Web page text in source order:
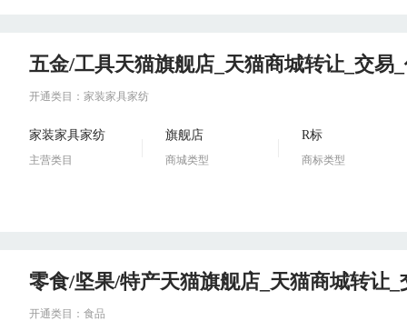
五金/工具天猫旗舰店_天猫商城转让_交易
开通类目：家装家具家纺
家装家具家纺
主营类目
旗舰店
商城类型
R标
商标类型
零食/坚果/特产天猫旗舰店_天猫商城转让
开通类目：食品